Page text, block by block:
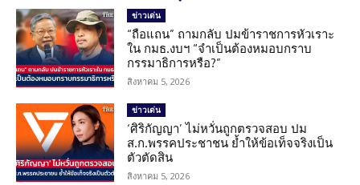
ข่าวเด่น
“ถือแถน” ถามกลับ ปมข้าราชการหัวเราะ
ใน กมธ.งบฯ “จำเป็นต้องหมอบกราบ
กรรมาธิการหรือ?”
สิงหาคม 5, 2026
ข่าวเด่น
‘ศิริกัญญา’ ไม่หวั่นถูกตรวจสอบ ปม
ส.ก.พรรคประชาชน ย้ำให้ข้อเท็จจริงเป็น
ตัวตัดสิน
สิงหาคม 5, 2026